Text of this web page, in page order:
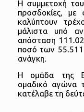
Η συμμετοχή του
προσδοκίες, με
καλύπτουν
μάλιστα υπό
απόσταση
ποσό των 55.511
ανάγκη.
Η ομάδα της
ομαδικό
κατέλαβε τη